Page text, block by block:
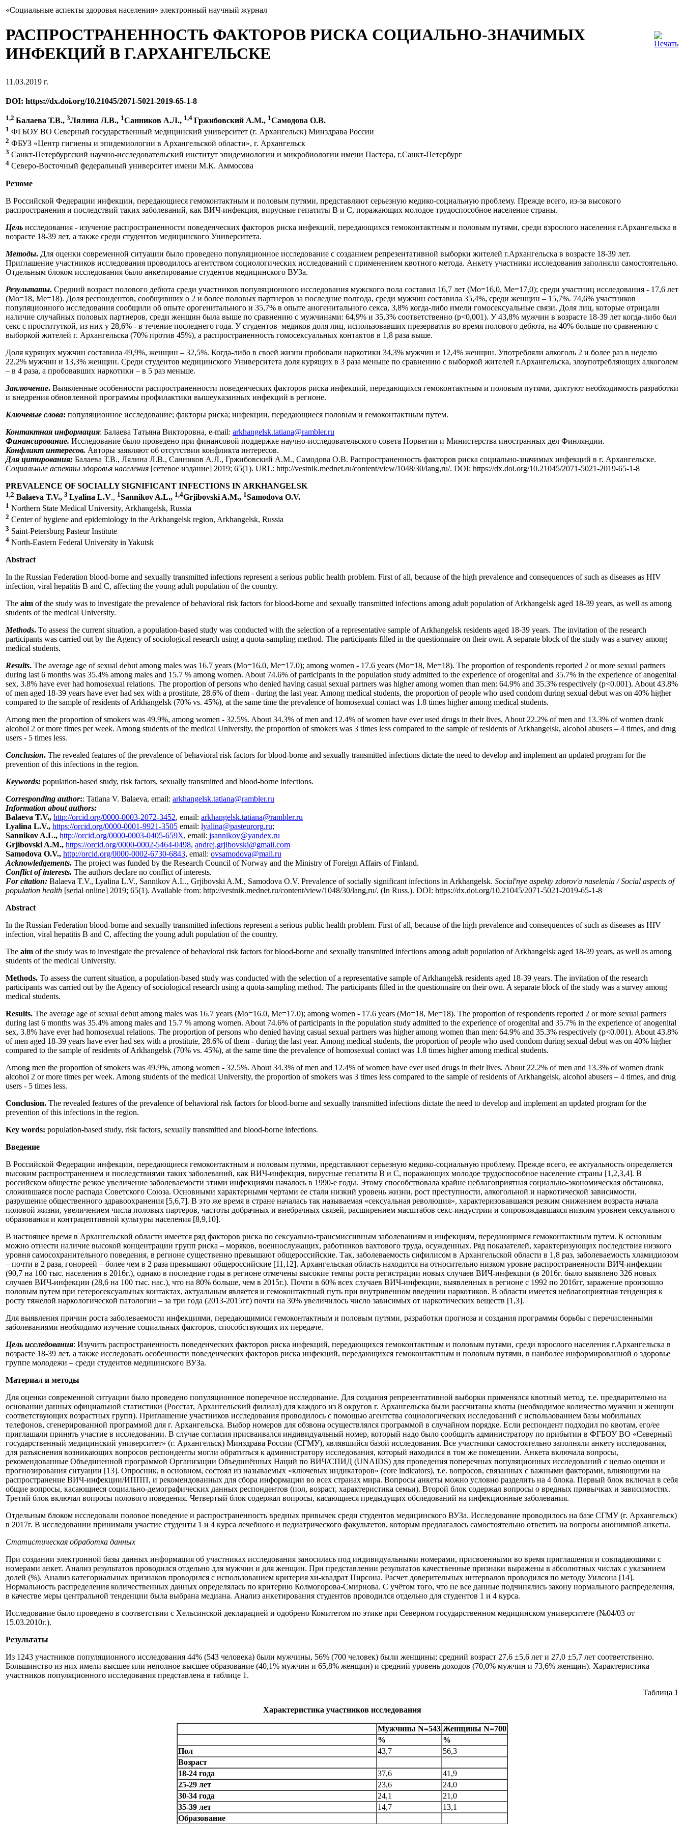
«Социальные аспекты здоровья населения» электронный научный журнал
РАСПРОСТРАНЕННОСТЬ ФАКТОРОВ РИСКА СОЦИАЛЬНО-ЗНАЧИМЫХ
ИНФЕКЦИЙ В Г.АРХАНГЕЛЬСКЕ
11.03.2019 г.
DOI: https://dx.doi.org/10.21045/2071-5021-2019-65-1-8
1,2 Балаева Т.В., 3Лялина Л.В., 1Санников А.Л., 1,4 Гржибовский А.М., 1Самодова О.В.
1 ФГБОУ ВО Северный государственный медицинский университет (г. Архангельск) Минздрава России
2 ФБУЗ «Центр гигиены и эпидемиологии в Архангельской области», г. Архангельск
3 Санкт-Петербургский научно-исследовательский институт эпидемиологии и микробиологии имени Пастера, г.Санкт-Петербург
4 Северо-Восточный федеральный университет имени М.К. Аммосова
Резюме
В Российской Федерации инфекции, передающиеся гемоконтактным и половым путями, представляют серьезную медико-социальную проблему. Прежде всего, из-за высокого
распространения и последствий таких заболеваний, как ВИЧ-инфекция, вирусные гепатиты В и С, поражающих молодое трудоспособное население страны.
Цель исследования - изучение распространенности поведенческих факторов риска инфекций, передающихся гемоконтактным и половым путями, среди взрослого населения г.Архангельска в
возрасте 18-39 лет, а также среди студентов медицинского Университета.
Методы. Для оценки современной ситуации было проведено популяционное исследование с созданием репрезентативной выборки жителей г.Архангельска в возрасте 18-39 лет.
Приглашение участников исследования проводилось агентством социологических исследований с применением квотного метода. Анкету участники исследования заполняли самостоятельно.
Отдельным блоком исследования было анкетирование студентов медицинского ВУЗа.
Результаты. Средний возраст полового дебюта среди участников популяционного исследования мужского пола составил 16,7 лет (Mo=16,0, Ме=17,0); среди участниц исследования - 17,6 лет
(Mo=18, Me=18). Доля респондентов, сообщивших о 2 и более половых партнеров за последние полгода, среди мужчин составила 35,4%, среди женщин – 15,7%. 74,6% участников
популяционного исследования сообщили об опыте орогенитального и 35,7% в опыте аногенитального секса, 3,8% когда-либо имели гомосексуальные связи. Доля лиц, которые отрицали
наличие случайных половых партнеров, среди женщин была выше по сравнению с мужчинами: 64,9% и 35,3% соответственно (p<0,001). У 43,8% мужчин в возрасте 18-39 лет когда-либо был
секс с проституткой, из них у 28,6% - в течение последнего года. У студентов–медиков доля лиц, использовавших презерватив во время полового дебюта, на 40% больше по сравнению с
выборкой жителей г. Архангельска (70% против 45%), а распространенность гомосексуальных контактов в 1,8 раза выше.
Доля курящих мужчин составила 49,9%, женщин – 32,5%. Когда-либо в своей жизни пробовали наркотики 34,3% мужчин и 12,4% женщин. Употребляли алкоголь 2 и более раз в неделю
22,2% мужчин и 13,3% женщин. Среди студентов медицинского Университета доля курящих в 3 раза меньше по сравнению с выборкой жителей г.Архангельска, злоупотребляющих алкоголем
– в 4 раза, а пробовавших наркотики – в 5 раз меньше.
Заключение. Выявленные особенности распространенности поведенческих факторов риска инфекций, передающихся гемоконтактным и половым путями, диктуют необходимость разработки
и внедрения обновленной программы профилактики вышеуказанных инфекций в регионе.
Ключевые слова: популяционное исследование; факторы риска; инфекции, передающиеся половым и гемоконтактным путем.
Контактная информация: Балаева Татьяна Викторовна, e-mail: arkhangelsk.tatiana@rambler.ru
Финансирование. Исследование было проведено при финансовой поддержке научно-исследовательского совета Норвегии и Министерства иностранных дел Финляндии.
Конфликт интересов. Авторы заявляют об отсутствии конфликта интересов.
Для цитирования: Балаева Т.В., Лялина Л.В., Санников А.Л., Гржибовский А.М., Самодова О.В. Распространенность факторов риска социально-значимых инфекций в г. Архангельске.
Социальные аспекты здоровья населения [сетевое издание] 2019; 65(1). URL: http://vestnik.mednet.ru/content/view/1048/30/lang,ru/. DOI: https://dx.doi.org/10.21045/2071-5021-2019-65-1-8
PREVALENCE OF SOCIALLY SIGNIFICANT INFECTIONS IN ARKHANGELSK
1,2 Balaeva T.V., 3 Lyalina L.V., 1Sannikov A.L., 1,4Grjibovski A.M., 1Samodovа O.V.
1 Northern State Medical University, Arkhangelsk, Russia
2 Center of hygiene and epidemiology in the Arkhangelsk region, Arkhangelsk, Russia
3 Saint-Petersburg Pasteur Institute
4 North-Eastern Federal University in Yakutsk
Abstract
In the Russian Federation blood-borne and sexually transmitted infections represent a serious public health problem. First of all, because of the high prevalence and consequences of such as diseases as HIV
infection, viral hepatitis B and C, affecting the young adult population of the country.
The aim of the study was to investigate the prevalence of behavioral risk factors for blood-borne and sexually transmitted infections among adult population of Arkhangelsk aged 18-39 years, as well as among
students of the medical University.
Methods. To assess the current situation, a population-based study was conducted with the selection of a representative sample of Arkhangelsk residents aged 18-39 years. The invitation of the research
participants was carried out by the Agency of sociological research using a quota-sampling method. The participants filled in the questionnaire on their own. A separate block of the study was a survey among
medical students.
Results. The average age of sexual debut among males was 16.7 years (Mo=16.0, Me=17.0); among women - 17.6 years (Mo=18, Me=18). The proportion of respondents reported 2 or more sexual partners
during last 6 months was 35.4% among males and 15.7 % among women. About 74.6% of participants in the population study admitted to the experience of orogenital and 35.7% in the experience of anogenital
sex, 3.8% have ever had homosexual relations. The proportion of persons who denied having casual sexual partners was higher among women than men: 64.9% and 35.3% respectively (p<0.001). About 43.8%
of men aged 18-39 years have ever had sex with a prostitute, 28.6% of them - during the last year. Among medical students, the proportion of people who used condom during sexual debut was on 40% higher
compared to the sample of residents of Arkhangelsk (70% vs. 45%), at the same time the prevalence of homosexual contact was 1.8 times higher among medical students.
Among men the proportion of smokers was 49.9%, among women - 32.5%. About 34.3% of men and 12.4% of women have ever used drugs in their lives. About 22.2% of men and 13.3% of women drank
alcohol 2 or more times per week. Among students of the medical University, the proportion of smokers was 3 times less compared to the sample of residents of Arkhangelsk, alcohol abusers – 4 times, and drug
users - 5 times less.
Conclusion. The revealed features of the prevalence of behavioral risk factors for blood-borne and sexually transmitted infections dictate the need to develop and implement an updated program for the
prevention of this infections in the region.
Keywords: population-based study, risk factors, sexually transmitted and blood-borne infections.
Corresponding author:: Tatiana V. Balaeva, email: arkhangelsk.tatiana@rambler.ru
Information about authors:
Balaeva T.V., http://orcid.org/0000-0003-2072-3452, email: arkhangelsk.tatiana@rambler.ru
Lyalina L.V., https://orcid.org/0000-0001-9921-3505 email: lyalina@pasteurorg.ru;
Sannikov A.L., http://orcid.org/0000-0003-0405-659X, email: jsannikov@yandex.ru
Grjibovski A.M., https://orcid.org/0000-0002-5464-0498, andrej.grjibovski@gmail.com
Samodova O.V., http://orcid.org/0000-0002-6730-6843, email: ovsamodova@mail.ru
Acknowledgements. The project was funded by the Research Council of Norway and the Ministry of Foreign Affairs of Finland.
Conflict of interests. The authors declare no conflict of interests.
For citation: Balaeva T.V., Lyalina L.V., Sannikov A.L., Grjibovski A.M., Samodovа O.V. Prevalence of socially significant infections in Arkhangelsk. Social'nye aspekty zdorov'a naselenia / Social aspects of
population health [serial online] 2019; 65(1). Available from: http://vestnik.mednet.ru/content/view/1048/30/lang,ru/. (In Russ.). DOI: https://dx.doi.org/10.21045/2071-5021-2019-65-1-8
Abstract
In the Russian Federation blood-borne and sexually transmitted infections represent a serious public health problem. First of all, because of the high prevalence and consequences of such as diseases as HIV
infection, viral hepatitis B and C, affecting the young adult population of the country.
The aim of the study was to investigate the prevalence of behavioral risk factors for blood-borne and sexually transmitted infections among adult population of Arkhangelsk aged 18-39 years, as well as among
students of the medical University.
Methods. To assess the current situation, a population-based study was conducted with the selection of a representative sample of Arkhangelsk residents aged 18-39 years. The invitation of the research
participants was carried out by the Agency of sociological research using a quota-sampling method. The participants filled in the questionnaire on their own. A separate block of the study was a survey among
medical students.
Results. The average age of sexual debut among males was 16.7 years (Mo=16.0, Me=17.0); among women - 17.6 years (Mo=18, Me=18). The proportion of respondents reported 2 or more sexual partners
during last 6 months was 35.4% among males and 15.7 % among women. About 74.6% of participants in the population study admitted to the experience of orogenital and 35.7% in the experience of anogenital
sex, 3.8% have ever had homosexual relations. The proportion of persons who denied having casual sexual partners was higher among women than men: 64.9% and 35.3% respectively (p<0.001). About 43.8%
of men aged 18-39 years have ever had sex with a prostitute, 28.6% of them - during the last year. Among medical students, the proportion of people who used condom during sexual debut was on 40% higher
compared to the sample of residents of Arkhangelsk (70% vs. 45%), at the same time the prevalence of homosexual contact was 1.8 times higher among medical students.
Among men the proportion of smokers was 49.9%, among women - 32.5%. About 34.3% of men and 12.4% of women have ever used drugs in their lives. About 22.2% of men and 13.3% of women drank
alcohol 2 or more times per week. Among students of the medical University, the proportion of smokers was 3 times less compared to the sample of residents of Arkhangelsk, alcohol abusers – 4 times, and drug
users - 5 times less.
Conclusion. The revealed features of the prevalence of behavioral risk factors for blood-borne and sexually transmitted infections dictate the need to develop and implement an updated program for the
prevention of this infections in the region.
Key words: population-based study, risk factors, sexually transmitted and blood-borne infections.
Введение
В Российской Федерации инфекции, передающиеся гемоконтактным и половым путями, представляют серьезную медико-социальную проблему. Прежде всего, ее актуальность определяется
высоким распространением и последствиями таких заболеваний, как ВИЧ-инфекция, вирусные гепатиты В и С, поражающих молодое трудоспособное население страны [1,2,3,4]. В
российском обществе резкое увеличение заболеваемости этими инфекциями началось в 1990-е годы. Этому способствовала крайне неблагоприятная социально-экономическая обстановка,
сложившаяся после распада Советского Союза. Основными характерными чертами ее стали низкий уровень жизни, рост преступности, алкогольной и наркотической зависимости,
разрушение общественного здравоохранения [5,6,7]. В это же время в стране началась так называемая «сексуальная революция», характеризовавшаяся резким снижением возраста начала
половой жизни, увеличением числа половых партеров, частоты добрачных и внебрачных связей, расширением масштабов секс-индустрии и сопровождавшаяся низким уровнем сексуального
образования и контрацептивной культуры населения [8,9,10].
В настоящее время в Архангельской области имеется ряд факторов риска по сексуально-трансмиссивным заболеваниям и инфекциям, передающимся гемоконтактным путем. К основным
можно отнести наличие высокой концентрации групп риска – моряков, военнослужащих, работников вахтового труда, осужденных. Ряд показателей, характеризующих последствия низкого
уровня самосохранительного поведения, в регионе существенно превышают общероссийские. Так, заболеваемость сифилисом в Архангельской области в 1,8 раз, заболеваемость хламидиозом
– почти в 2 раза, гонореей – более чем в 2 раза превышают общероссийские [11,12]. Архангельская область находится на относительно низком уровне распространенности ВИЧ-инфекции
(90,7 на 100 тыс. населения в 2016г.), однако в последние годы в регионе отмечены высокие темпы роста регистрации новых случаев ВИЧ-инфекции (в 2016г. было выявлено 326 новых
случаев ВИЧ-инфекции (28,6 на 100 тыс. нас.), что на 80% больше, чем в 2015г.). Почти в 60% всех случаев ВИЧ-инфекции, выявленных в регионе с 1992 по 2016гг, заражение произошло
половым путем при гетеросексуальных контактах, актуальным является и гемоконтактный путь при внутривенном введении наркотиков. В области имеется неблагоприятная тенденция к
росту тяжелой наркологической патологии – за три года (2013-2015гг) почти на 30% увеличилось число зависимых от наркотических веществ [1,3].
Для выявления причин роста заболеваемости инфекциями, передающимися гемоконтактным и половым путями, разработки прогноза и создания программы борьбы с перечисленными
заболеваниями необходимо изучение социальных факторов, способствующих их передаче.
Цель исследования: Изучить распространенность поведенческих факторов риска инфекций, передающихся гемоконтактным и половым путями, среди взрослого населения г.Архангельска в
возрасте 18-39 лет, а также исследовать особенности поведенческих факторов риска инфекций, передающихся гемоконтактным и половым путями, в наиболее информированной о здоровье
группе молодежи – среди студентов медицинского ВУЗа.
Материал и методы
Для оценки современной ситуации было проведено популяционное поперечное исследование. Для создания репрезентативной выборки применялся квотный метод, т.е. предварительно на
основании данных официальной статистики (Росстат, Архангельский филиал) для каждого из 8 округов г. Архангельска были рассчитаны квоты (необходимое количество мужчин и женщин
соответствующих возрастных групп). Приглашение участников исследования проводилось с помощью агентства социологических исследований с использованием базы мобильных
телефонов, сгенерированной программой для г. Архангельска. Выбор номеров для обзвона осуществлялся программой в случайном порядке. Если респондент подходил по квотам, его/ее
приглашали принять участие в исследовании. В случае согласия присваивался индивидуальный номер, который надо было сообщить администратору по прибытии в ФГБОУ ВО «Северный
государственный медицинский университет» (г. Архангельск) Минздрава России (СГМУ), являвшийся базой исследования. Все участники самостоятельно заполняли анкету исследования,
для разъяснения возникающих вопросов респонденты могли обратиться к администратору исследования, который находился в том же помещении. Анкета включала вопросы,
рекомендованные Объединенной программой Организации Объединённых Наций по ВИЧ/СПИД (UNAIDS) для проведения поперечных популяционных исследований с целью оценки и
прогнозирования ситуации [13]. Опросник, в основном, состоял из называемых «ключевых индикаторов» (core indicators), т.е. вопросов, связанных с важными факторами, влияющими на
распространение ВИЧ-инфекции/ИППП, и рекомендованных для сбора информации во всех странах мира. Вопросы анкеты можно условно разделить на 4 блока. Первый блок включал в себя
общие вопросы, касающиеся социально-демографических данных респондентов (пол, возраст, характеристика семьи). Второй блок содержал вопросы о вредных привычках и зависимостях.
Третий блок включал вопросы полового поведения. Четвертый блок содержал вопросы, касающиеся предыдущих обследований на инфекционные заболевания.
Отдельным блоком исследовали половое поведение и распространенность вредных привычек среди студентов медицинского ВУЗа. Исследование проводилось на базе СГМУ (г. Архангельск)
в 2017г. В исследовании принимали участие студенты 1 и 4 курса лечебного и педиатрического факультетов, которым предлагалось самостоятельно ответить на вопросы анонимной анкеты.
Статистическая обработка данных
При создании электронной базы данных информация об участниках исследования заносилась под индивидуальными номерами, присвоенными во время приглашения и совпадающими с
номерами анкет. Анализ результатов проводился отдельно для мужчин и для женщин. При представлении результатов качественные признаки выражены в абсолютных числах с указанием
долей (%). Анализ категориальных признаков проводился с использованием критерия хи-квадрат Пирсона. Расчет доверительных интервалов проводился по методу Уилсона [14].
Нормальность распределения количественных данных определялась по критерию Колмогорова-Смирнова. С учётом того, что не все данные подчинялись закону нормального распределения,
в качестве меры центральной тенденции была выбрана медиана. Анализ анкетирования студентов проводился отдельно для студентов 1 и 4 курса.
Исследование было проведено в соответствии с Хельсинской декларацией и одобрено Комитетом по этике при Северном государственном медицинском университете (№04/03 от
15.03.2010г.).
Результаты
Из 1243 участников популяционного исследования 44% (543 человека) были мужчины, 56% (700 человек) были женщины; средний возраст 27,6 ±5,6 лет и 27,0 ±5,7 лет соответственно.
Большинство из них имели высшее или неполное высшее образование (40,1% мужчин и 65,8% женщин) и средний уровень доходов (70,0% мужчин и 73,6% женщин). Характеристика
участников популяционного исследования представлена в таблице 1.
Таблица 1
Характеристика участников исследования
Мужчины N=543 Женщины N=700
%
%
Пол
43,7
56,3
Возраст
18-24 года
37,6
41,9
25-29 лет
23,6
24,0
30-34 года
24,1
21,0
35-39 лет
14,7
13,1
Образование